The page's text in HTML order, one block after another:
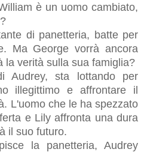
è un uomo cambiato,
di panetteria, batte per
Ma George vorrà ancora
la verità sulla sua famiglia?
Audrey, sta lottando per
illegittimo e affrontare il
L'uomo che le ha spezzato
e Lily affronta una dura
il suo futuro.
la panetteria, Audrey